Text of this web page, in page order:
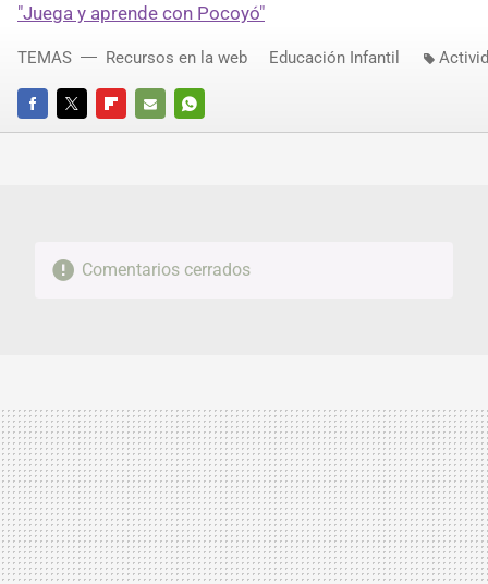
"Juega y aprende con Pocoyó"
FACEBOOKTWITTERFLIPBOARD
E-
WHATSAPP
TEMAS Recursos en la web Educación Infantil
Comentarios cerrados